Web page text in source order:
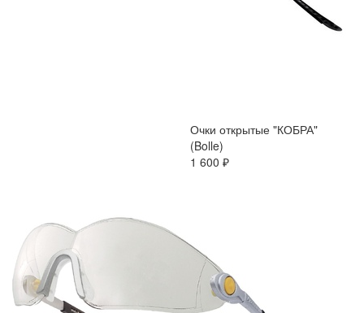
Очки открытые "КОБРА"
(Bolle)
1 600 ₽